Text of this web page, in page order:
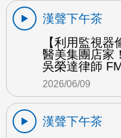
漢聲下午茶
【利用監視
醫美集團店家
吳榮達律師
2026/06/09
漢聲下午茶